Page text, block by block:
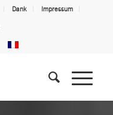
Dank Impressum